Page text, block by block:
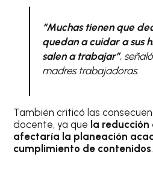
“Muchas tienen que
quedan a cuidar a sus
salen a trabajar”,
madres trabajadoras.
También criticó las
docente, ya que la
afectaría la planeación
cumplimiento de contenidos.